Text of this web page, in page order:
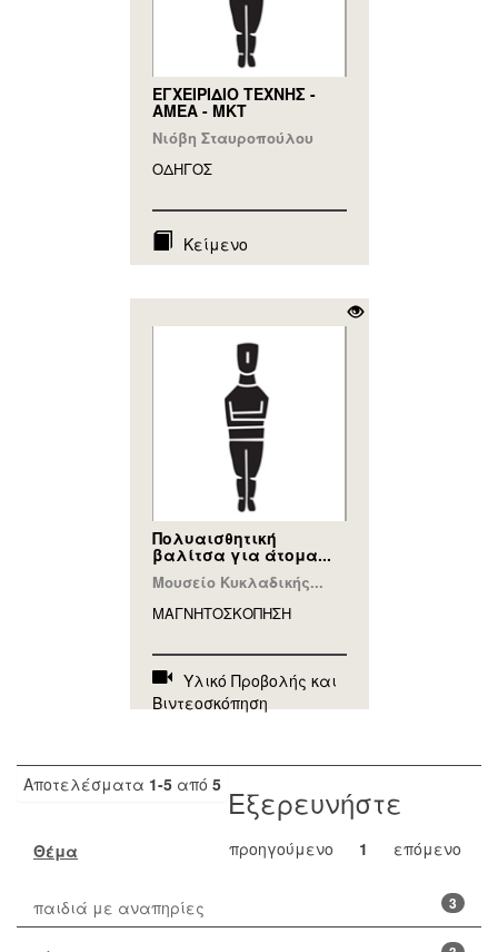
ΕΓΧΕΙΡΙΔΙΟ ΤΕΧΝΗΣ -
ΑΜΕΑ - ΜΚΤ
Νιόβη Σταυροπούλου
ΟΔΗΓΟΣ
Κείμενο
Πολυαισθητική
βαλίτσα για άτομα...
Μουσείο Κυκλαδικής...
ΜΑΓΝΗΤΟΣΚΟΠΗΣΗ
Υλικό Προβολής και
Βιντεοσκόπηση
Αποτελέσματα 1-5 από 5
προηγούμενο 1 επόμενο
Εξερευνήστε
Θέμα
3
παιδιά με αναπηρίες